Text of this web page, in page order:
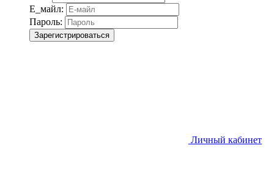
Е_майл:
Пароль:
Зарегистрироваться
Личный кабинет